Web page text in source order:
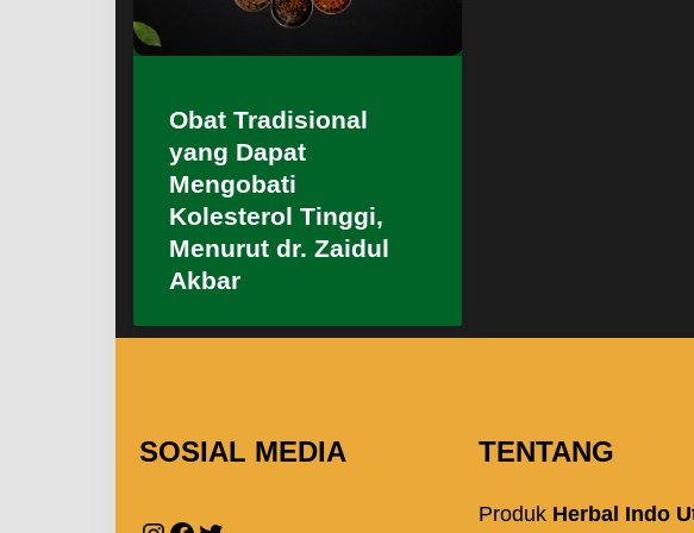
Obat Tradisional
yang Dapat
Mengobati
Kolesterol Tinggi,
Menurut dr. Zaidul
Akbar
SOSIAL MEDIA TENTANG
Produk Herbal Indo